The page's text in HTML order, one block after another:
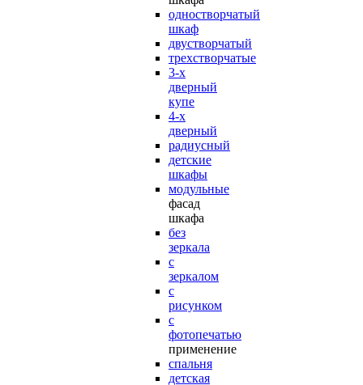
одностворчатый
шкаф
двустворчатый
трехстворчатые
3-х
дверный
купе
4-х
дверный
радиусный
детские
шкафы
модульные
фасад
шкафа
без
зеркала
с
зеркалом
с
рисунком
с
фотопечатью
применение
спальня
детская